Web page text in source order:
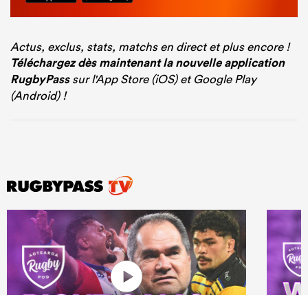
Actus, exclus, stats, matchs en direct et plus encore !
Téléchargez dès maintenant la nouvelle application
RugbyPasssur l'App Store (iOS) et Google Play
(Android) !